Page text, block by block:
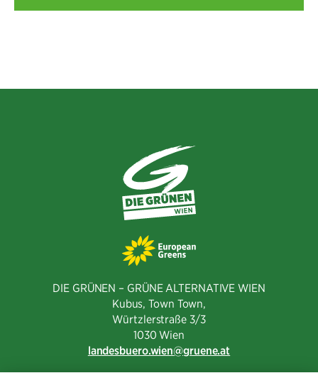
DIE GRÜNEN – GRÜNE ALTERNATIVE WIEN
Kubus, Town Town,
Würtzlerstraße 3/3​
1030 Wien
landesbuero.wien
gruene.at